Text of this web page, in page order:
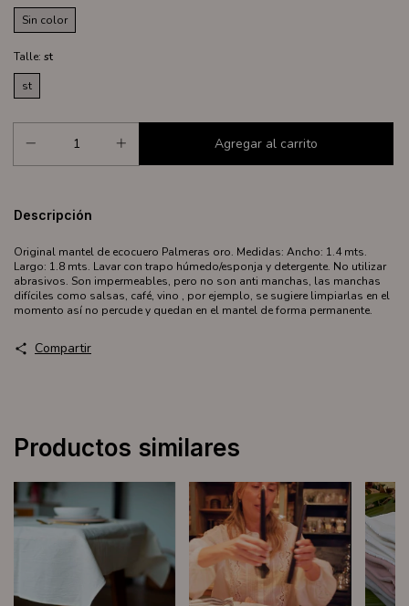
Sin color
Talle: st
st
Descripción
Original mantel de ecocuero Palmeras oro. Medidas: Ancho: 1.4 mts.
Largo: 1.8 mts. Lavar con trapo húmedo/esponja y detergente. No utilizar
abrasivos. Son impermeables, pero no son anti manchas, las manchas
difíciles como salsas, café, vino , por ejemplo, se sugiere limpiarlas en el
momento así no percude y quedan en el mantel de forma permanente.
Compartir
Productos similares